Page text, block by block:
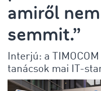
amiről
semmit.”
Interjú: a
tanácsok mai IT-